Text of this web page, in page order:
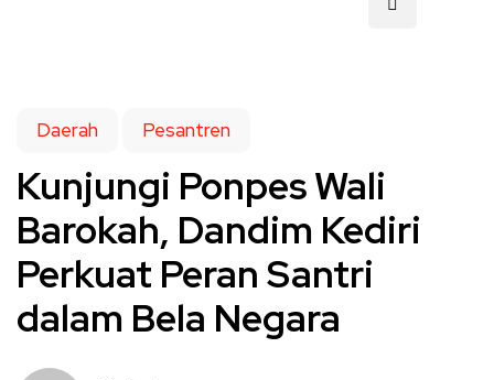
Daerah Pesantren
Kunjungi Ponpes Wali
Barokah, Dandim Kediri
Perkuat Peran Santri
dalam Bela Negara